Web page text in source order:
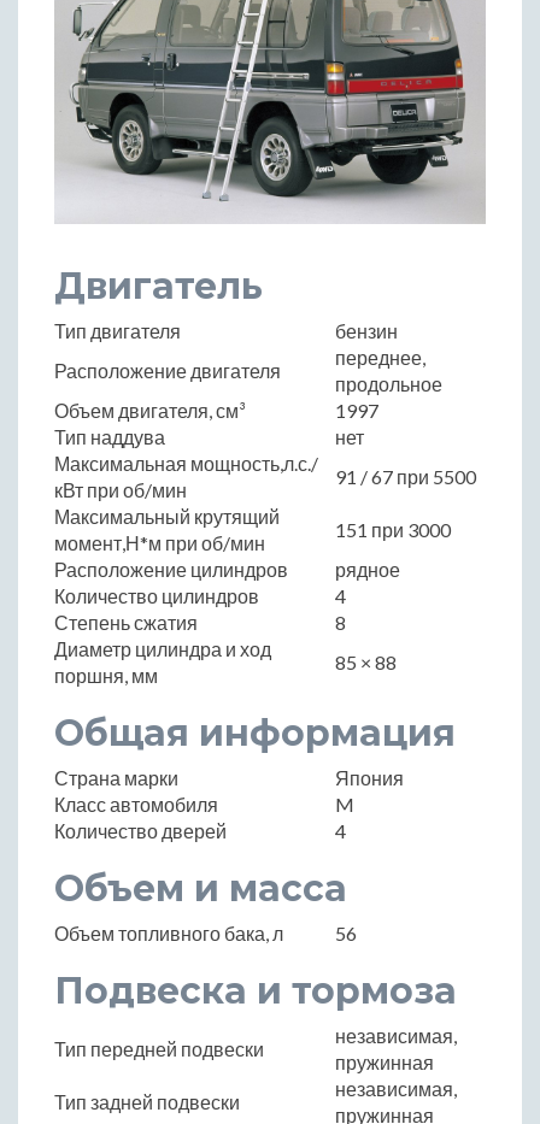
Двигатель
Тип двигателя
бензин
Расположение двигателя
переднее,
продольное
Объем двигателя, см³
1997
Тип наддува
нет
Максимальная мощность,л.с./
кВт при об/мин
91 / 67 при 5500
Максимальный крутящий
момент,Н*м при об/мин
151 при 3000
Расположение цилиндров
рядное
Количество цилиндров
4
Степень сжатия
8
Диаметр цилиндра и ход
поршня, мм
85 × 88
Общая информация
Страна марки
Япония
Класс автомобиля
M
Количество дверей
4
Объем и масса
Объем топливного бака, л 56
Подвеска и тормоза
Тип передней подвески
независимая,
пружинная
Тип задней подвески
независимая,
пружинная